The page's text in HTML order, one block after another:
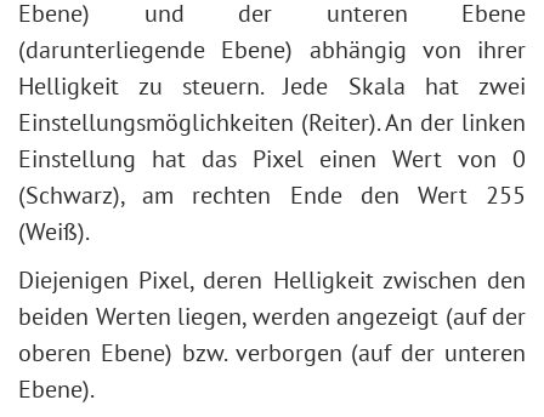
Tonwertkorrektur
Bildgrößenbearbeitung
Neuronale Filter (AI)
Installation unter Windows
Installation unter Mac
Stilisierung
Texturfüllung
Schlüsselfarben
Eingebaute Plugins
Externe Plugins
Form bearbeiten
Form füllen
Kontur für Formen zuweisen
Dunkles Foto aufhellen
Gesichts- und Körperformung
Wetter im Foto ändern
Schwarzweißfotos erstellen
Schnelle Beauty-Retusche
Fotogrußkarte zum Valentinstag
Pop-Art-Porträt
Polaroid-Fotocollage
Bücherregal-Wallpaper
Mosaik-Effekt
Wassertropfen
Ebene) und der unteren Ebene
(darunterliegende Ebene) abhängig von ihrer
Helligkeit zu steuern. Jede Skala hat zwei
Einstellungsmöglichkeiten (Reiter). An der linken
Einstellung hat das Pixel einen Wert von 0
(Schwarz), am rechten Ende den Wert 255
(Weiß).
Diejenigen Pixel, deren Helligkeit zwischen den
beiden Werten liegen, werden angezeigt (auf der
oberen Ebene) bzw. verborgen (auf der unteren
Ebene).